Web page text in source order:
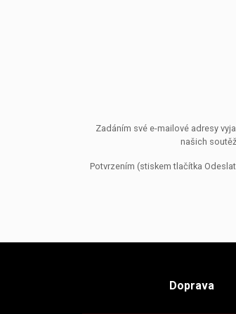
Zadáním své e-mailové adresy
našich
Potvrzením (stiskem tlačítka
Doprava